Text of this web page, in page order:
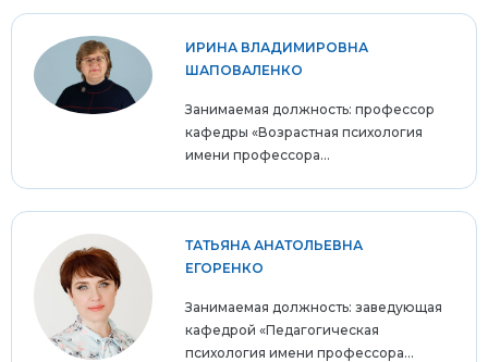
ИРИНА ВЛАДИМИРОВНА
ШАПОВАЛЕНКО
Занимаемая должность: профессор
кафедры «Возрастная психология
имени профессора...
ТАТЬЯНА АНАТОЛЬЕВНА
ЕГОРЕНКО
Занимаемая должность: заведующая
кафедрой «Педагогическая
психология имени профессора...